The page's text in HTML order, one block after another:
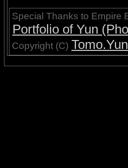
Special Thanks to Empire
Portfolio of Yun
Copyright (C) Tomo.Yun